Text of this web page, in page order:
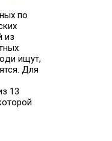
по
из
ищут,
Для
13